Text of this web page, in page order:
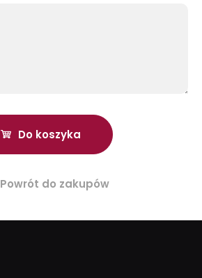
Powrót do zakupów